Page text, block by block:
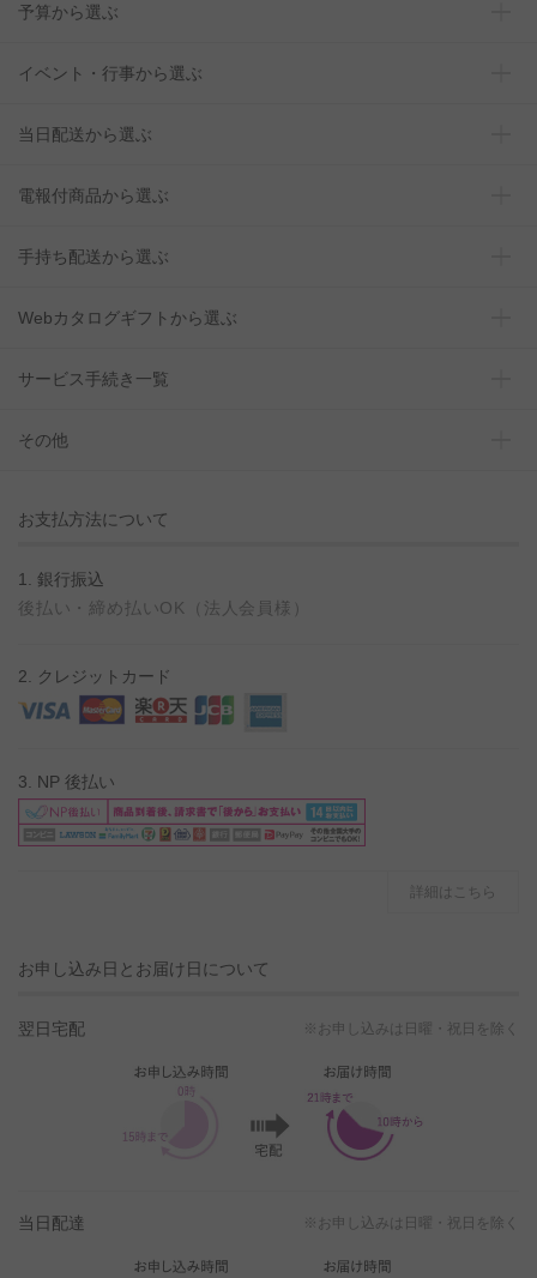
予算から選ぶ
イベント・行事から選ぶ
当日配送から選ぶ
電報付商品から選ぶ
手持ち配送から選ぶ
Webカタログギフトから選ぶ
サービス手続き一覧
その他
お支払方法について
1. 銀行振込
後払い・締め払いOK（法人会員様）
2. クレジットカード
3. NP 後払い
詳細はこちら
お申し込み日とお届け日について
翌日宅配 ※お申し込みは日曜・祝日を除く
当日配達 ※お申し込みは日曜・祝日を除く